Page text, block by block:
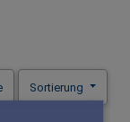
Sortierung